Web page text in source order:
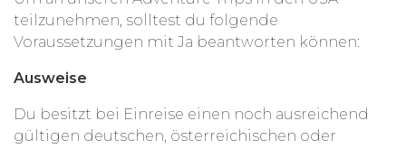
teilzunehmen, solltest du folgende
Voraussetzungen mit Ja beantworten können:
Ausweise
Du besitzt bei Einreise einen noch ausreichend
gültigen deutschen, österreichischen oder